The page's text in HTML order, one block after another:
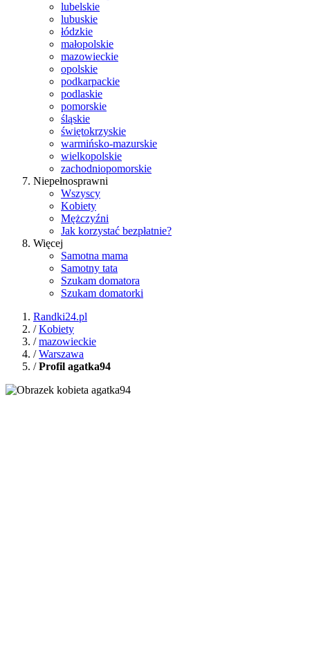
lubelskie
lubuskie
łódzkie
małopolskie
mazowieckie
opolskie
podkarpackie
podlaskie
pomorskie
śląskie
świętokrzyskie
warmińsko-mazurskie
wielkopolskie
zachodniopomorskie
Niepełnosprawni
Wszyscy
Kobiety
Mężczyźni
Jak korzystać bezpłatnie?
Więcej
Samotna mama
Samotny tata
Szukam domatora
Szukam domatorki
Randki24.pl
/Kobiety
/mazowieckie
/Warszawa
/Profil agatka94